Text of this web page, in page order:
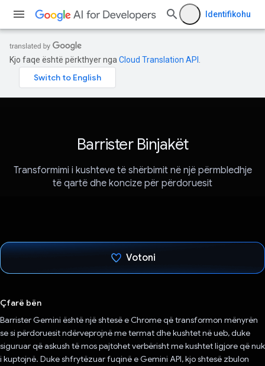
Identifikohu
Kjo faqe është përkthyer nga Cloud Translation API
Barrister Binjakët
Transformimi i kushteve të shërbimit në një përmbledhje
të qartë dhe koncize për përdoruesit
Votoni
Çfarë bën
Barrister Gemini është një shtesë e Chrome që transformon mënyrën
se si përdoruesit ndërveprojnë me termat dhe kushtet në ueb, duke
siguruar që askush të mos pajtohet verbërisht me kushtet ligjore që nuk
i kuptojnë. Duke shfrytëzuar fuqinë e Gemini API, kjo shtesë zbulon